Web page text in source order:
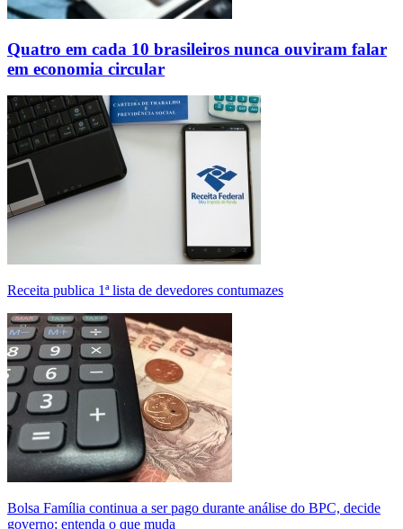
Quatro em cada 10 brasileiros nunca ouviram falar
em economia circular
Receita publica 1ª lista de devedores contumazes
Bolsa Família continua a ser pago durante análise do BPC, decide
governo; entenda o que muda